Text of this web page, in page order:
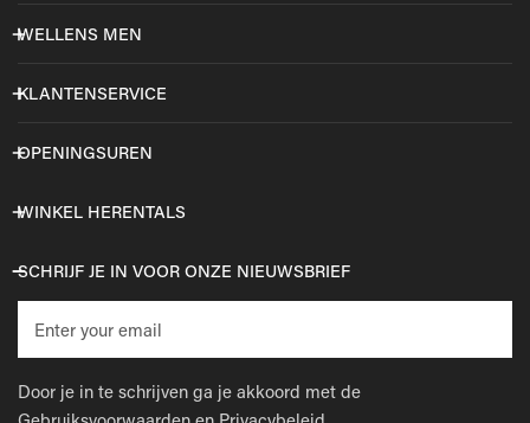
WELLENS MEN
KLANTENSERVICE
OPENINGSUREN
WINKEL HERENTALS
SCHRIJF JE IN VOOR ONZE NIEUWSBRIEF
mail
Door je in te schrijven ga je akkoord met de